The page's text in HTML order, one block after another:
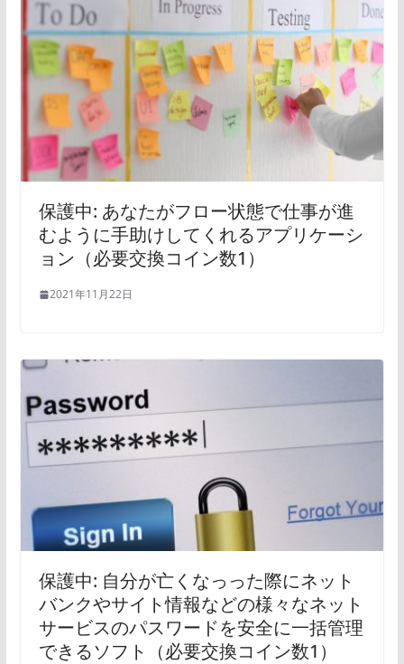
保護中: あなたがフロー状態で仕事が進
むように手助けしてくれるアプリケーシ
ョン（必要交換コイン数1）
2021年11月22日
保護中: 自分が亡くなっった際にネット
バンクやサイト情報などの様々なネット
サービスのパスワードを安全に一括管理
できるソフト（必要交換コイン数1）